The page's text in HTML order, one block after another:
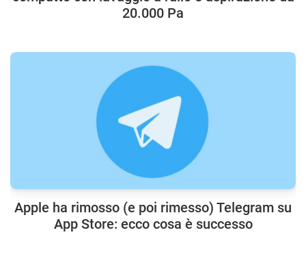
20.000 Pa
Apple ha rimosso (e poi rimesso) Telegram su
App Store: ecco cosa è successo